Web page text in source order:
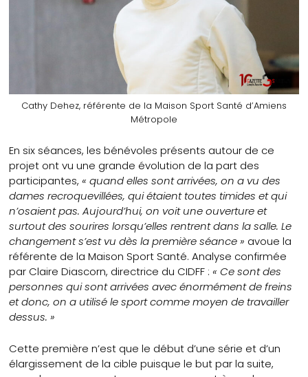
Cathy Dehez, référente de la Maison Sport Santé d’Amiens
Métropole
En six séances, les bénévoles présents autour de ce
projet ont vu une grande évolution de la part des
participantes,« quand elles sont arrivées, on a vu des
dames recroquevillées, qui étaient toutes timides et qui
n’osaient pas. Aujourd’hui, on voit une ouverture et
surtout des sourires lorsqu’elles rentrent dans la salle. Le
changement s’est vu dès la première séance » avoue la
référente de la Maison Sport Santé. Analyse confirmée
par Claire Diascorn, directrice du CIDFF :« Ce sont des
personnes qui sont arrivées avec énormément de freins
et donc, on a utilisé le sport comme moyen de travailler
dessus. »
Cette première n’est que le début d’une série et d’un
élargissement de la cible puisque le but par la suite,